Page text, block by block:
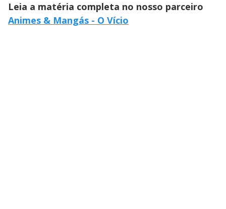
Leia a matéria completa no nosso parceiro
Animes & Mangás - O Vício